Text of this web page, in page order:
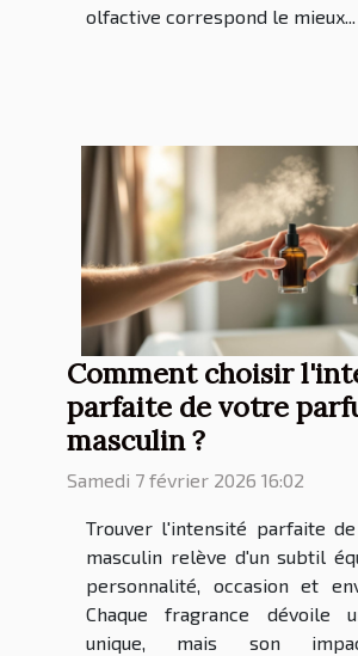
olfactive correspond le mieux...
Comment choisir
parfaite de votre
masculin ?
Samedi 7 février 2026 16:02
Trouver l'intensité parfaite
masculin relève d'un subtil
personnalité, occasion et
Chaque fragrance dévoile
unique, mais son